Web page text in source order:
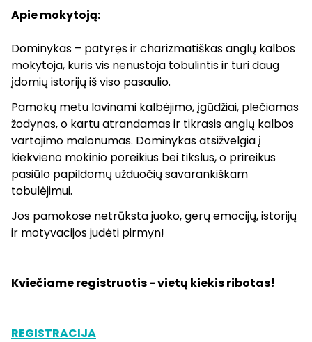
Apie mokytoją:
Dominykas – patyręs ir charizmatiškas anglų kalbos
mokytoja, kuris vis nenustoja tobulintis ir turi daug
įdomių istorijų iš viso pasaulio.
Pamokų metu lavinami kalbėjimo, įgūdžiai, plečiamas
žodynas, o kartu atrandamas ir tikrasis anglų kalbos
vartojimo malonumas. Dominykas atsižvelgia į
kiekvieno mokinio poreikius bei tikslus, o prireikus
pasiūlo papildomų užduočių savarankiškam
tobulėjimui.
Jos pamokose netrūksta juoko, gerų emocijų, istorijų
ir motyvacijos judėti pirmyn!
Kviečiame registruotis - vietų kiekis ribotas!
REGISTRACIJA